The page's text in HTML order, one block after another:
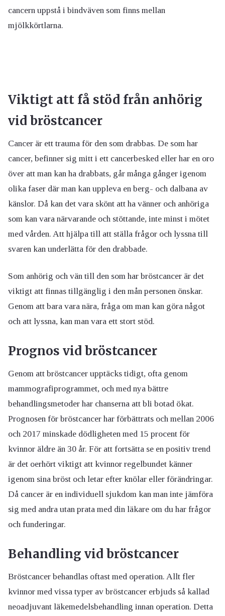
cancern uppstå i bindväven som finns mellan
mjölkkörtlarna.
Viktigt att få stöd från anhörig
vid bröstcancer
Cancer är ett trauma för den som drabbas. De som har
cancer, befinner sig mitt i ett cancerbesked eller har en oro
över att man kan ha drabbats, går många gånger igenom
olika faser där man kan uppleva en berg- och dalbana av
känslor. Då kan det vara skönt att ha vänner och anhöriga
som kan vara närvarande och stöttande, inte minst i mötet
med vården. Att hjälpa till att ställa frågor och lyssna till
svaren kan underlätta för den drabbade.
Som anhörig och vän till den som har bröstcancer är det
viktigt att finnas tillgänglig i den mån personen önskar.
Genom att bara vara nära, fråga om man kan göra något
och att lyssna, kan man vara ett stort stöd.
Prognos vid bröstcancer
Genom att bröstcancer upptäcks tidigt, ofta genom
mammografiprogrammet, och med nya bättre
behandlingsmetoder har chanserna att bli botad ökat.
Prognosen för bröstcancer har förbättrats och mellan 2006
och 2017 minskade dödligheten med 15 procent för
kvinnor äldre än 30 år. För att fortsätta se en positiv trend
är det oerhört viktigt att kvinnor regelbundet känner
igenom sina bröst och letar efter knölar eller förändringar.
Då cancer är en individuell sjukdom kan man inte jämföra
sig med andra utan prata med din läkare om du har frågor
och funderingar.
Behandling vid bröstcancer
Bröstcancer behandlas oftast med operation. Allt fler
kvinnor med vissa typer av bröstcancer erbjuds så kallad
neoadjuvant läkemedelsbehandling innan operation. Detta